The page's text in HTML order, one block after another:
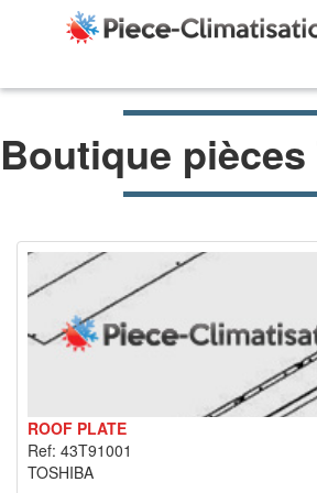
Boutique pièces
ROOF PLATE
Ref: 43T91001
TOSHIBA